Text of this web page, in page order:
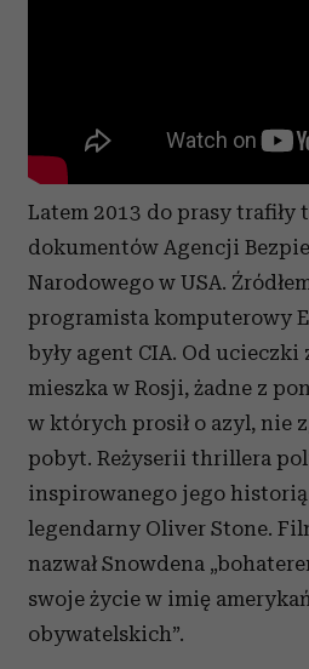
Latem 2013 do prasy
dokumentów Agencji
Narodowego w USA.
programista komputerowy
były agent CIA. Od ucieczki
mieszka w Rosji, żadne z
w których prosił o azyl, nie
pobyt. Reżyserii thrillera
inspirowanego jego historią
legendarny Oliver Stone.
nazwał Snowdena
swoje życie w imię
obywatelskich”.